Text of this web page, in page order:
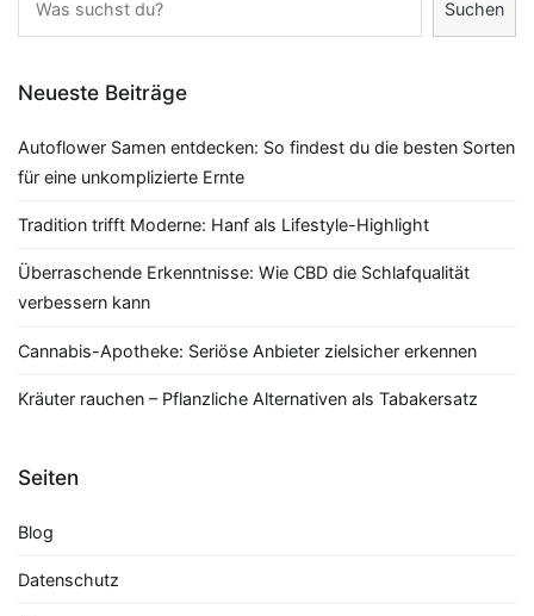
Suchen
Neueste Beiträge
Autoflower Samen entdecken: So findest du die besten Sorten
für eine unkomplizierte Ernte
Tradition trifft Moderne: Hanf als Lifestyle-Highlight
Überraschende Erkenntnisse: Wie CBD die Schlafqualität
verbessern kann
Cannabis-Apotheke: Seriöse Anbieter zielsicher erkennen
Kräuter rauchen – Pflanzliche Alternativen als Tabakersatz
Seiten
Blog
Datenschutz